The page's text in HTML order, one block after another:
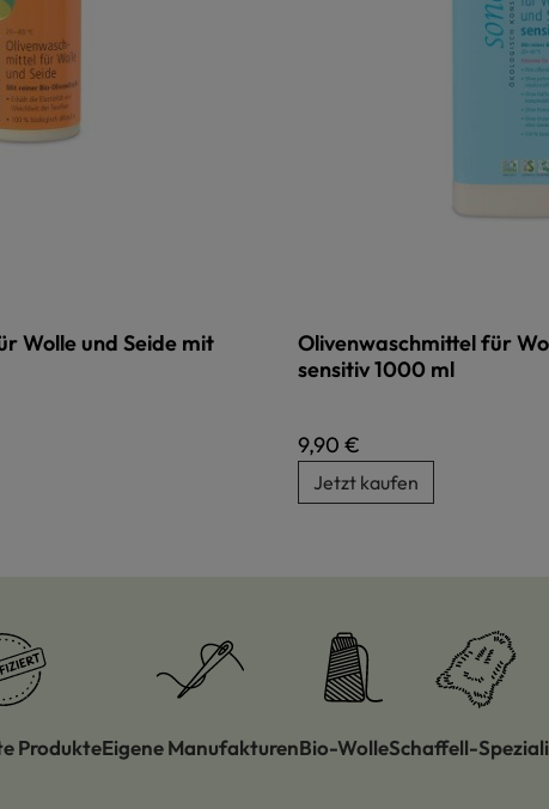
Wolle und Seide mit
Olivenwaschmittel für
sensitiv 1000 ml
Regulärer Preis:
9,90 €
Jetzt kaufen
ProdukteEigene ManufakturenBio-WolleSchaffell-